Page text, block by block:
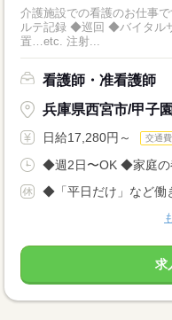
介護施設での看護のお仕事です。 具体的には… ◆内服薬の
ルテ記録 ◆巡回 ◆バイタル
置…etc. 注射...
看護師・准看護師
兵庫県西宮市/甲子
日給17,280円～ 交通
◆週2日〜OK ◆家庭の
◆「平日だけ」など働
求